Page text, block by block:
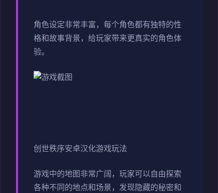
角色设定非常丰富，每个角色都有独特的性
格和故事背景，给玩家带来更真实的角色体
验。
创世秩序安卓汉化游戏玩法
游戏中的地图非常广阔，玩家可以自由探索
各种不同的地点和场景，发现隐藏的秘密和